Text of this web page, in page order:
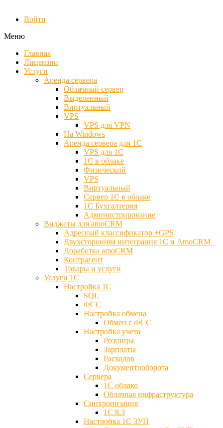
Войти
Меню
Главная
Лицензии
Услуги
Аренда сервера
Облачный сервер
Выделенный
Виртуальный
VPS
VPS для VPN
На Windows
Аренда сервера для 1С
VPS для 1С
1С в облаке
Физический
VPS
Виртуальный
Сервер 1С в облаке
1С Бухгалтерия
Администрирование
Виджеты для amoCRM
Адресный классификатор +GPS
Двухсторонняя интеграция 1С и AmoCRM
Доработка amoCRM
Контрагент
Товары и услуги
Услуги 1С
Настройка 1С
SQL
ФСС
Настройка обмена
Обмен с ФСС
Настройка учета
Розницы
Зарплаты
Расходов
Документооборота
Сервера
1С облако
Облачная инфраструктура
Синхронизация
1С 8.3
Настройка 1С ЗУП